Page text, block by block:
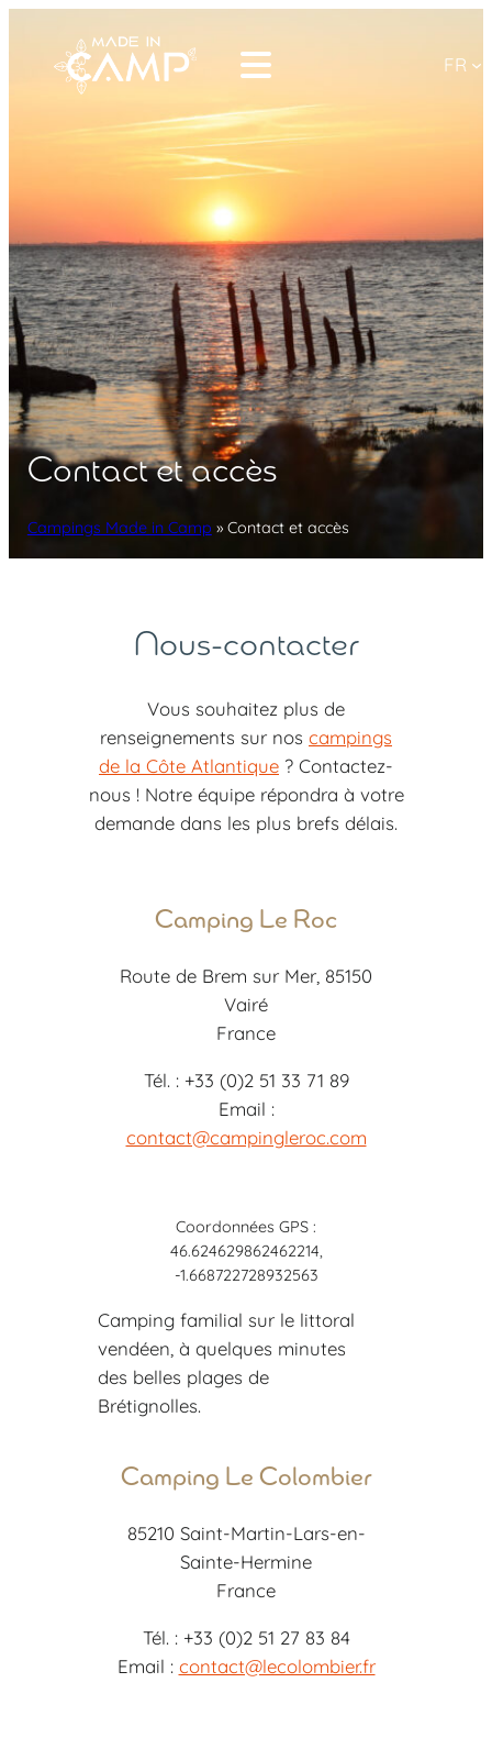
FR
Contact et accès
Campings Made in Camp » Contact et accès
Nous-contacter
Vous souhaitez plus de
renseignements sur nos campings
de la Côte Atlantique ? Contactez-
nous ! Notre équipe répondra à votre
demande dans les plus brefs délais.
Camping Le Roc
Route de Brem sur Mer, 85150
Vairé
France
Tél. : +33 (0)2 51 33 71 89
Email :
contact@campingleroc.com
Coordonnées GPS :
46.624629862462214,
-1.668722728932563
Camping familial sur le littoral
vendéen, à quelques minutes
des belles plages de
Brétignolles.
Camping Le Colombier
85210 Saint-Martin-Lars-en-
Sainte-Hermine
France
Tél. : +33 (0)2 51 27 83 84
Email : contact@lecolombier.fr